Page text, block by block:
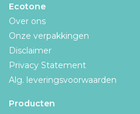
Ecotone
Over ons
Onze verpakkingen
Disclaimer
Privacy Statement
Alg. leveringsvoorwaarden
Producten